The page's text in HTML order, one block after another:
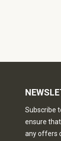
Subscribe
ensure
any offers